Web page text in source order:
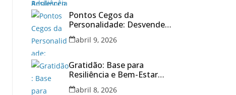
Pontos Cegos da
Personalidade: Desvende
Seu Eu Oculto em 2026
abril 9, 2026
Gratidão: Base para
Resiliência e Bem-Estar
Jovem em 2026
abril 8, 2026